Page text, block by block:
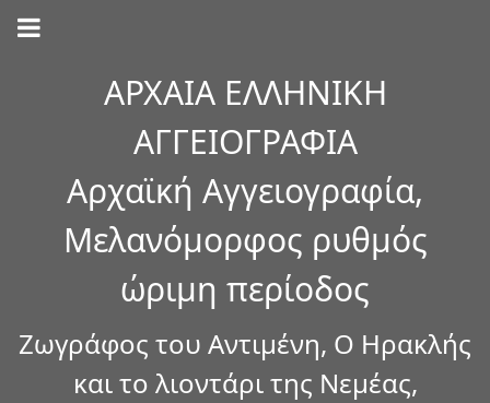
ΑΡΧΑΙΑ ΕΛΛΗΝΙΚΗ
ΑΓΓΕΙΟΓΡΑΦΙΑ
Αρχαϊκή Αγγειογραφία,
Μελανόμορφος ρυθμός
ώριμη περίοδος
Ζωγράφος του Αντιμένη, Ο Ηρακλής
και το λιοντάρι της Νεμέας,